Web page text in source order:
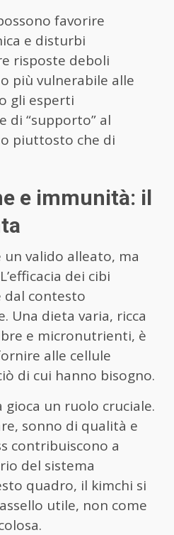
favorire
e disturbi
risposte deboli
più vulnerabile alle
gli esperti
di “supporto” al
piuttosto che di
e immunità: il
un valido alleato, ma
dei cibi
contesto
Una dieta varia, ricca
e micronutrienti, è
alle cellule
di cui hanno bisogno.
un ruolo cruciale.
sonno di qualità e
contribuiscono a
del sistema
quadro, il kimchi si
utile, non come